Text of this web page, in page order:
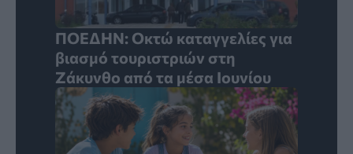
ΠΟΕΔΗΝ: Οκτώ καταγγελίες για
βιασμό τουριστριών στη
Ζάκυνθο από τα μέσα Ιουνίου